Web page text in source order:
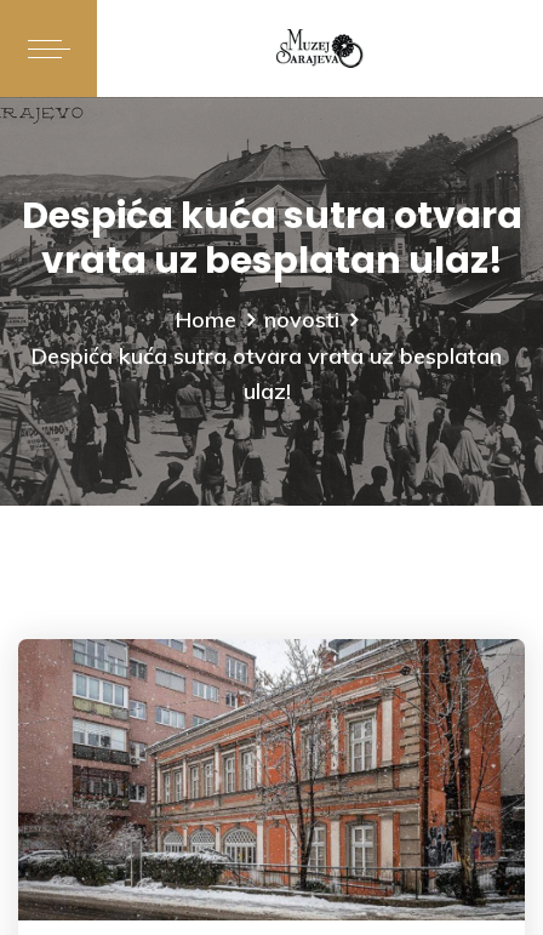
Despića kuća sutra otvara
vrata uz besplatan ulaz!
Home
novosti
Despića kuća sutra otvara vrata uz besplatan
ulaz!